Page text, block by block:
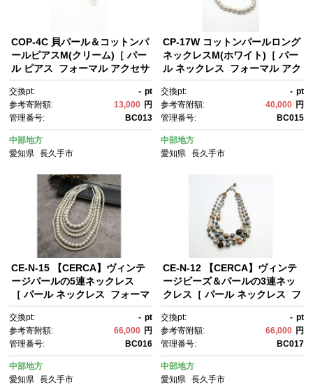
COP-4C 貝パール＆コットンパ
ールピアスM(クリーム)［ パー
ル ピアス フォーマル アクセサ
ゼント 通販 送料無料 ふるさと
納税 ］
交換pt: - pt
参考寄附額:
13,000 円
管理番号:
BC013
中部地方
愛知県
長久手市
CP-17W コットンパールロング
ネックレスM(ホワイト)［ パー
ル ネックレス フォーマル アク
ト プレゼント 通販 送料無料 ふ
るさと納税 ］
交換pt: - pt
参考寄附額:
40,000 円
管理番号:
BC015
中部地方
愛知県 長久手市
CE-N-15 【CERCA】ヴィンテ
ージパールの5連ネックレス
［ パール ネックレス フォーマ
め ギフト プレゼント 通販 送料
無料 ふるさと納税 ］
交換pt: - pt
参考寄附額:
66,000 円
管理番号:
BC016
中部地方
愛知県
長久手市
CE-N-12 【CERCA】ヴィンテ
ージビーズ＆パールの3連ネッ
クレス［ パール ネックレス フ
すすめ ギフト プレゼント 通
販 送料無料 ふるさと納税 ］
交換pt: - pt
参考寄附額:
66,000 円
管理番号:
BC017
中部地方
愛知県 長久手市